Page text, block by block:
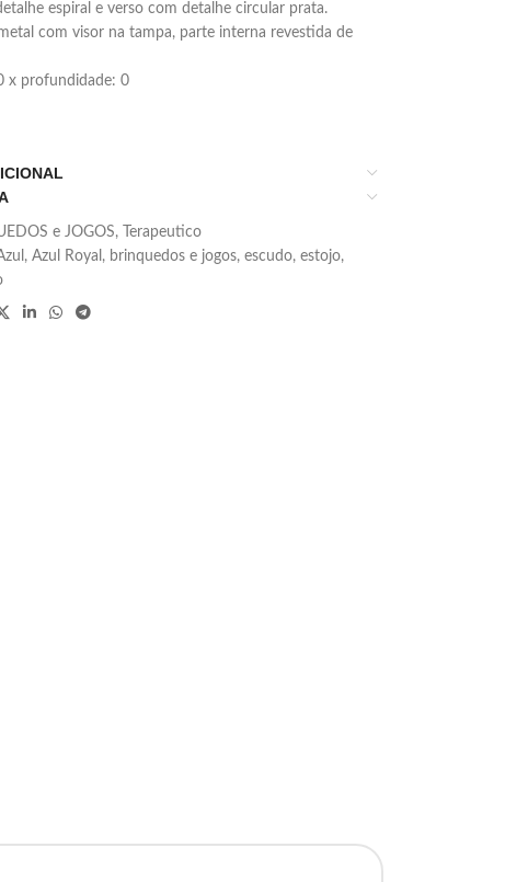
espiral e verso com detalhe circular prata.
com visor na tampa, parte interna revestida de
x profundidade: 0
e JOGOS,
Terapeutico
, Azul Royal , brinquedos e jogos, escudo, estojo,